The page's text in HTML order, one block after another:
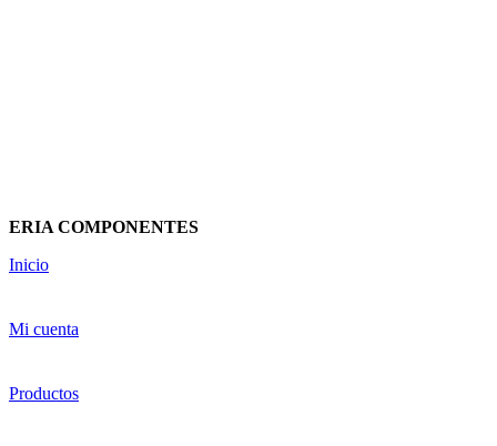
ERIA COMPONENTES
Inicio
Mi cuenta
Productos